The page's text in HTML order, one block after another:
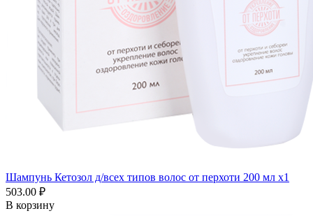
Шампунь Кетозол д/всех типов волос от перхоти 200 мл x1
503.00 ₽
В корзину